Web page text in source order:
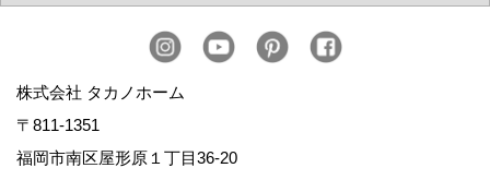
株式会社 タカノホーム
〒811-1351
福岡市南区屋形原１丁目36-20